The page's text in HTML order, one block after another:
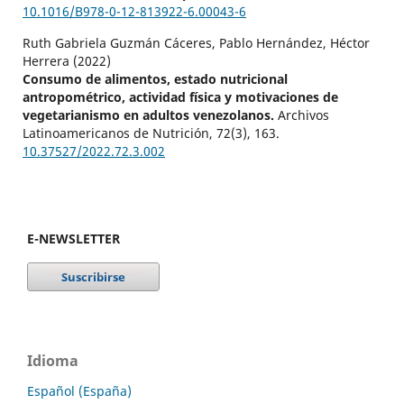
10.1016/B978-0-12-813922-6.00043-6
Ruth Gabriela Guzmán Cáceres, Pablo Hernández, Héctor
Herrera (2022)
Consumo de alimentos, estado nutricional
antropométrico, actividad física y motivaciones de
vegetarianismo en adultos venezolanos. Archivos
Latinoamericanos de Nutrición, 72(3), 163.
10.37527/2022.72.3.002
E-NEWSLETTER
Idioma
Español (España)